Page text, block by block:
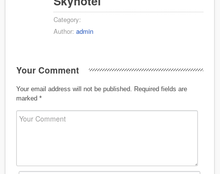
Category:
Author: admin
Your Comment
Your email address will not be published.
Required fields are
marked *